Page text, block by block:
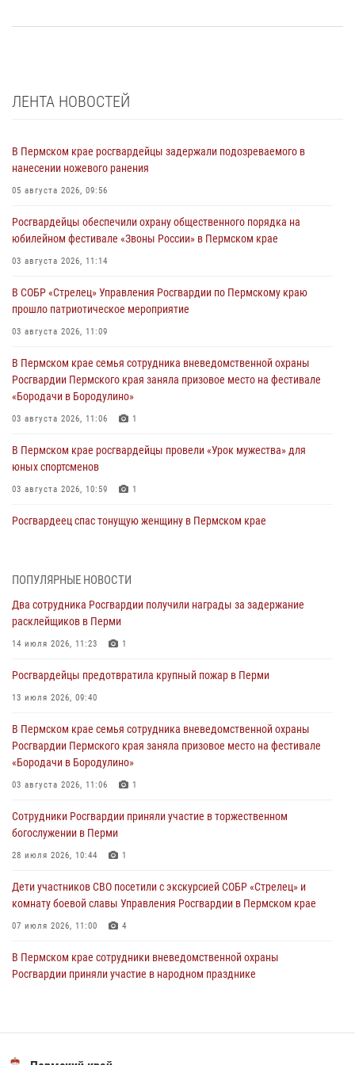
ЛЕНТА НОВОСТЕЙ
В Пермском крае росгвардейцы задержали подозреваемого в
нанесении ножевого ранения
05 августа 2026, 09:56
Росгвардейцы обеспечили охрану общественного порядка на
юбилейном фестивале «Звоны России» в Пермском крае
03 августа 2026, 11:14
В СОБР «Стрелец» Управления Росгвардии по Пермскому краю
прошло патриотическое мероприятие
03 августа 2026, 11:09
В Пермском крае семья сотрудника вневедомственной охраны
Росгвардии Пермского края заняла призовое место на фестивале
«Бородачи в Бородулино»
03 августа 2026, 11:06 1
В Пермском крае росгвардейцы провели «Урок мужества» для
юных спортсменов
03 августа 2026, 10:59 1
Росгвардеец спас тонущую женщину в Пермском крае
Сотрудники Росгвардии приняли участие в торжественном
28 июля 2026, 10:44 1
Росгвардейцы оказали силовую поддержку при задержании
28 июля 2026, 06:15
ведомственной акции «Каникулы с Росгвардией»
24 июля 2026, 08:45
Юные защитники порядка: росгвардейцы провели день в клубе
24 июля 2026, 08:43
ПОПУЛЯРНЫЕ НОВОСТИ
Два сотрудника Росгвардии получили награды за задержание
расклейщиков в Перми
14 июля 2026, 11:23 1
Росгвардейцы предотвратила крупный пожар в Перми
13 июля 2026, 09:40
В Пермском крае семья сотрудника вневедомственной охраны
Росгвардии Пермского края заняла призовое место на фестивале
«Бородачи в Бородулино»
03 августа 2026, 11:06 1
Сотрудники Росгвардии приняли участие в торжественном
богослужении в Перми
28 июля 2026, 10:44 1
Дети участников СВО посетили с экскурсией СОБР «Стрелец» и
комнату боевой славы Управления Росгвардии в Пермском крае
07 июля 2026, 11:00 4
В Пермском крае сотрудники вневедомственной охраны
Росгвардии приняли участие в народном празднике
прошло патриотическое мероприятие